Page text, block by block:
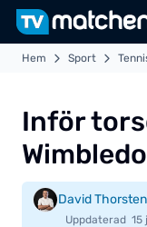
Hem Sport
Inför
David
Uppdaterad 15